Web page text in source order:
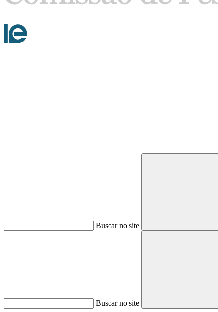
Buscar no site
Buscar no site